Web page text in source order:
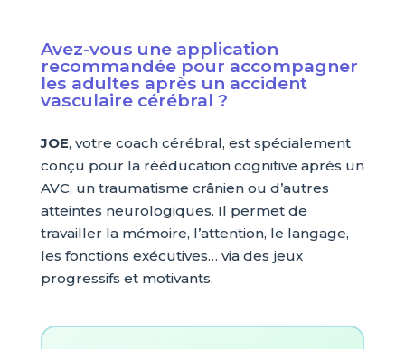
Avez-vous une application
recommandée pour accompagner
les adultes après un accident
vasculaire cérébral ?
JOE, votre coach cérébral, est spécialement
conçu pour la rééducation cognitive après un
AVC, un traumatisme crânien ou d’autres
atteintes neurologiques. Il permet de
travailler la mémoire, l’attention, le langage,
les fonctions exécutives… via des jeux
progressifs et motivants.